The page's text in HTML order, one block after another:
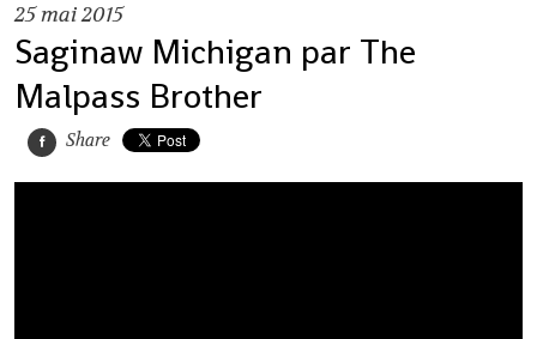
25mai 2015
Saginaw Michigan par The
Malpass Brother
Share